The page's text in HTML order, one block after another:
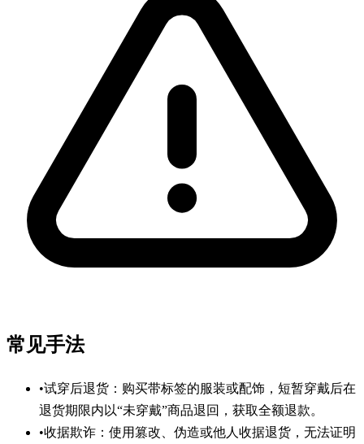
常见手法
•试穿后退货：购买带标签的服装或配饰，短暂穿戴后在
退货期限内以“未穿戴”商品退回，获取全额退款。
•收据欺诈：使用篡改、伪造或他人收据退货，无法证明